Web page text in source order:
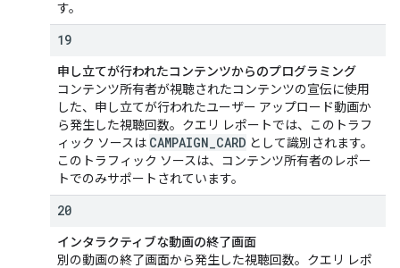
す。
19
申し立てが行われたコンテンツからのプログラミング
コンテンツ所有者が視聴されたコンテンツの宣伝に使用
した、申し立てが行われたユーザー アップロード動画か
ら発生した視聴回数。クエリ レポートでは、このトラフ
ィック ソースは CAMPAIGN CARD として識別されます。
このトラフィック ソースは、コンテンツ所有者のレポー
トでのみサポートされています。
20
インタラクティブな動画の終了画面
別の動画の終了画面から発生した視聴回数。クエリ レポ